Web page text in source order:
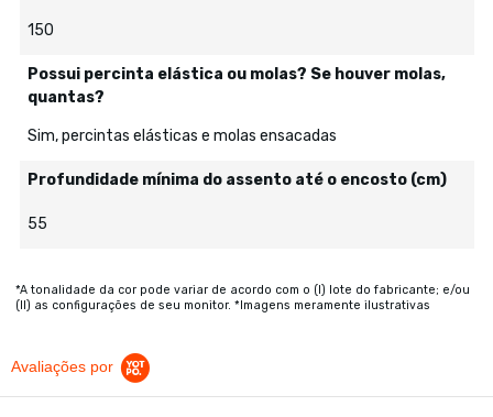
150
Possui percinta elástica ou molas? Se houver molas,
quantas?
Sim, percintas elásticas e molas ensacadas
Profundidade mínima do assento até o encosto (cm)
55
*A tonalidade da cor pode variar de acordo com o (I) lote do fabricante; e/ou
(II) as configurações de seu monitor. *Imagens meramente ilustrativas
Avaliações por